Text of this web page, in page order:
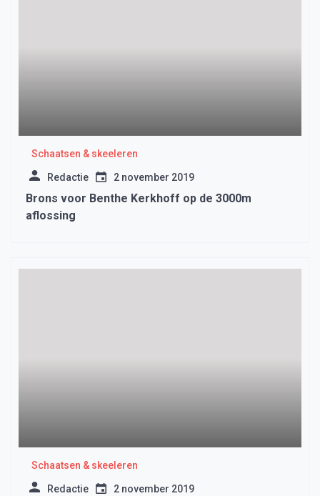
Schaatsen & skeeleren
Redactie 2 november 2019
Brons voor Benthe Kerkhoff op de 3000m
aflossing
Schaatsen & skeeleren
Redactie 2 november 2019